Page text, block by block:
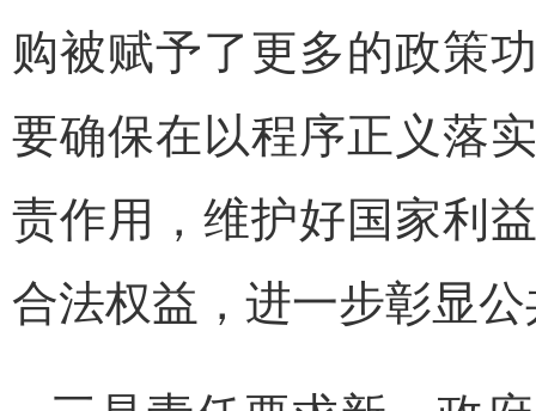
购被赋予了更多的政策
要确保在以程序正义落
责作用，维护好国家利
合法权益，进一步彰显